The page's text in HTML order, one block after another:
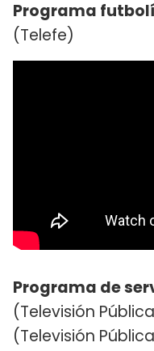
Programa
(Telefe)
Programa de
(Televisión
(Televisión